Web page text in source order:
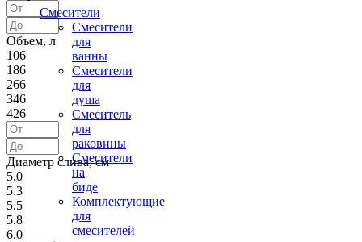
Смесители
Смесители
для
ванны
Смесители
для
душа
Смеситель
для
раковины
Смесители
на
биде
Комплектующие
для
смесителей
Объем, л
106
186
266
346
426
Диаметр слива, см
5.0
5.3
5.5
5.8
6.0